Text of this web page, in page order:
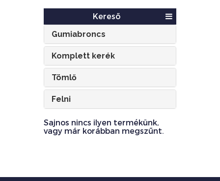
Kereső
Gumiabroncs
Komplett kerék
Tömlő
Felni
Sajnos nincs ilyen termékünk,
vagy már korábban megszűnt.